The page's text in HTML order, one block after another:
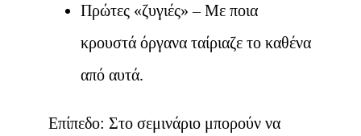
Πρώτες «ζυγιές» – Με ποια
κρουστά όργανα ταίριαζε το καθένα
από αυτά.
Επίπεδο: Στο σεμινάριο μπορούν να